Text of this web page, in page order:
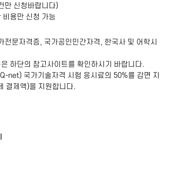
만 신청바랍니다)
용만 신청 가능
전문자격증, 국가공인민간자격, 한국사 및 어학시
하단의 참고사이트를 확인하시기 바랍니다.
net) 국가기술자격 시험 응시료의 50%를 감면 지
결제액)을 지원합니다.